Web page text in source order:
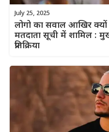
July 25, 2025
लोगो का सवाल आखिर
मतदाता सूची में शामिल :
प्रतिक्रिया